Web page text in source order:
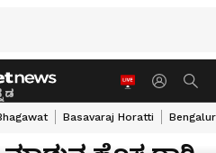
Basavaraj Horatti